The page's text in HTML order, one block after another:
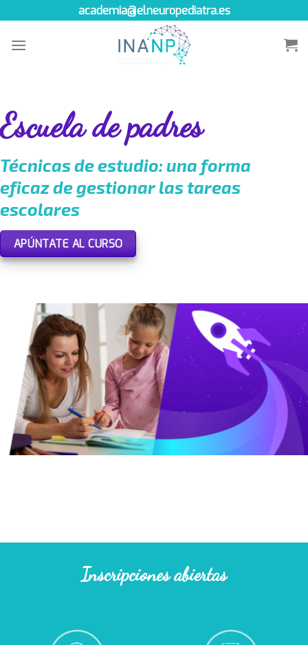
to
content
academia@elneuropediatra.es
Escuela de padres
Técnicas de estudio: una forma
eficaz de gestionar las tareas
escolares
APÚNTATE AL CURSO
Inscripciones abiertas